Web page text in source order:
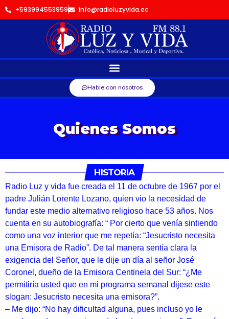
+593994553959 info@radioluzyvida.ec
Hable con nosotros
Quienes Somos
HISTORIA
Radio Luz y vida fue creada el 11 de octubre de 1967 por el
padre Julián Lorente Lozano, quien vio la necesidad de
fundar este medio alternativo religioso hace 53 años. Nos
cuenta en su autobiografía: “ Por cierto que venía sintiendo
como una voz interior que me repetía: “Jesucristo necesita
una Emisora de Radio”. De tal manera sentía clara la
exigencia del Señor, que le dije un día al señor José
Coronel, dueño de la Emisora Centinela del Sur: “¿Me
permitiría usted que en mi programa semanal dijese este
slogan: Jesucristo necesita una emisora?”.
– Me dijo: “No hay dificultad alguna, pues incluso yo le